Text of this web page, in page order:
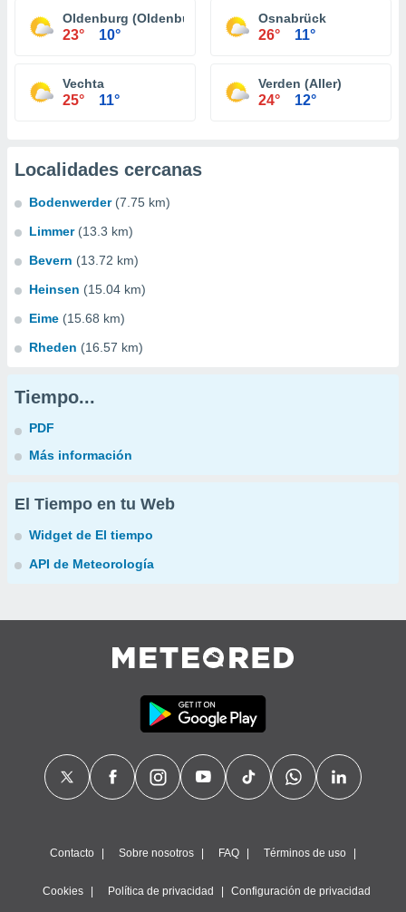
Oldenburg (Oldenburg)
23° 10°
Osnabrück
26° 11°
Vechta
25° 11°
Verden (Aller)
24° 12°
Localidades cercanas
Bodenwerder (7.75 km)
Limmer (13.3 km)
Bevern (13.72 km)
Heinsen (15.04 km)
Eime (15.68 km)
Rheden (16.57 km)
Tiempo...
PDF
Más información
El Tiempo en tu Web
Widget de El tiempo
API de Meteorología
Contacto Sobre nosotros FAQ Términos de uso
Cookies Política de privacidad Configuración de privacidad